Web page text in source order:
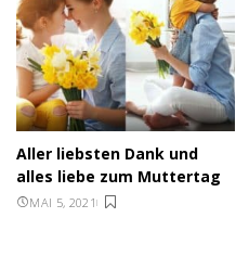
Aller liebsten Dank und
alles liebe zum Muttertag
MAI 5, 2021